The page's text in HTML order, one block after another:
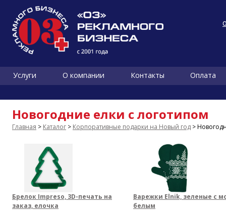
Услуги О компании Контакты Оплата
Новогодние елки с логотипом
Главная > Каталог > Корпоративные подарки на Новый год >
Брелок Impreso, 3D-печать на
заказ, елочка
Варежки Elnik, зеленые с
белым